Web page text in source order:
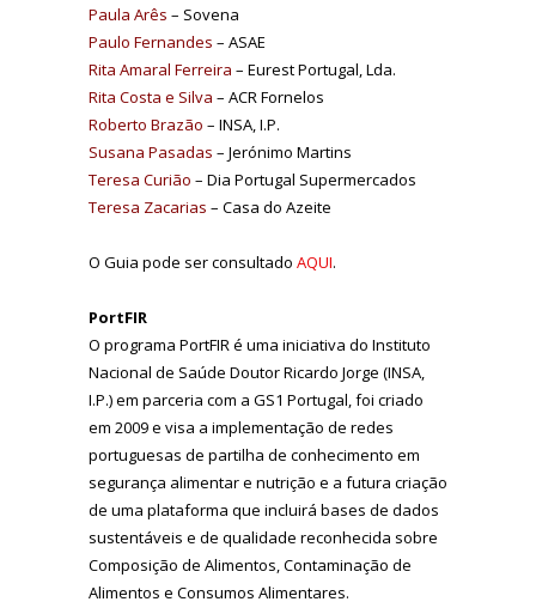
Paula Arês – Sovena
Paulo Fernandes – ASAE
Rita Amaral Ferreira – Eurest Portugal, Lda.
Rita Costa e Silva – ACR Fornelos
Roberto Brazão – INSA, I.P.
Susana Pasadas – Jerónimo Martins
Teresa Curião – Dia Portugal Supermercados
Teresa Zacarias – Casa do Azeite
O Guia pode ser consultado AQUI.
PortFIR
O programa PortFIR é uma iniciativa do Instituto
Nacional de Saúde Doutor Ricardo Jorge (INSA,
I.P.) em parceria com a GS1 Portugal, foi criado
em 2009 e visa a implementação de redes
portuguesas de partilha de conhecimento em
segurança alimentar e nutrição e a futura criação
de uma plataforma que incluirá bases de dados
sustentáveis e de qualidade reconhecida sobre
Composição de Alimentos, Contaminação de
Alimentos e Consumos Alimentares.